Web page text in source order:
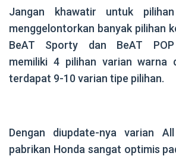
Jangan khawatir untuk
menggelontorkan banyak pilihan
BeAT Sporty dan BeAT POP
memiliki 4 pilihan varian warna
terdapat 9-10 varian tipe pilihan.
Dengan diupdate-nya varian
pabrikan Honda sangat optimis